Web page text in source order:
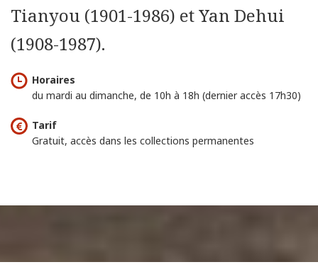
Tianyou (1901-1986) et Yan Dehui
(1908-1987).
Horaires
du mardi au dimanche, de 10h à 18h (dernier accès 17h30)
Tarif
Gratuit, accès dans les collections permanentes